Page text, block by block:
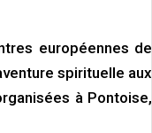
européennes de
spirituelle aux
à Pontoise,